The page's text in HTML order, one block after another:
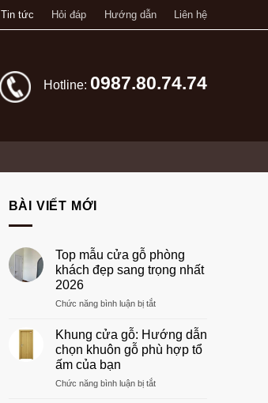
Tin tức Hỏi đáp Hướng dẫn Liên hệ
Hotline: 0987.80.74.74
BÀI VIẾT MỚI
Top mẫu cửa gỗ phòng
khách đẹp sang trọng nhất
2026
Chức năng bình luận bị tắtở
mẫu
cửa
gỗ
khách
Khung cửa gỗ: Hướng dẫn
chọn khuôn gỗ phù hợp tổ
ấm của bạn
Chức năng bình luận bị tắtở